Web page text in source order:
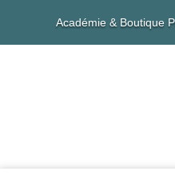
Académie & Boutique